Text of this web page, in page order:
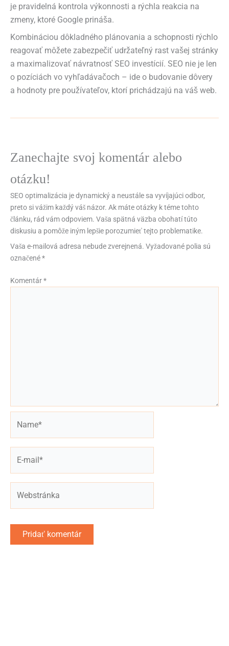
je pravidelná kontrola výkonnosti a rýchla reakcia na
zmeny, ktoré Google prináša.
Kombináciou dôkladného plánovania a schopnosti rýchlo
reagovať môžete zabezpečiť udržateľný rast vašej stránky
a maximalizovať návratnosť SEO investícií. SEO nie je len
o pozíciách vo vyhľadávačoch – ide o budovanie dôvery
a hodnoty pre používateľov, ktorí prichádzajú na váš web.
Zanechajte svoj komentár alebo
otázku!
SEO optimalizácia je dynamický a neustále sa vyvíjajúci odbor,
preto si vážim každý váš názor. Ak máte otázky k téme tohto
článku, rád vám odpoviem. Vaša spätná väzba obohatí túto
diskusiu a pomôže iným lepšie porozumieť tejto problematike.
Vaša e-mailová adresa nebude zverejnená. Vyžadované polia sú
označené*
Komentár*
mail*